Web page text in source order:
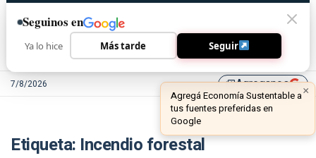
7/8/2026 library_addAgreganos ×
Agregá Economía Sustentable a
tus fuentes preferidas en
Google
Etiqueta: Incendio forestal
Seguinos en
Ya lo hice Más tarde Seguir